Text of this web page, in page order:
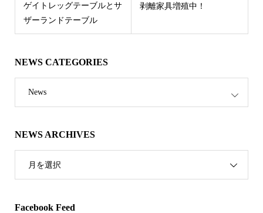
ゲイトレッグテーブルとサ
ザーランドテーブル
剥離家具増殖中！
NEWS CATEGORIES
News
NEWS ARCHIVES
月を選択
Facebook Feed